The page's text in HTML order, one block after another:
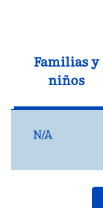
Familias y
niños
N/A